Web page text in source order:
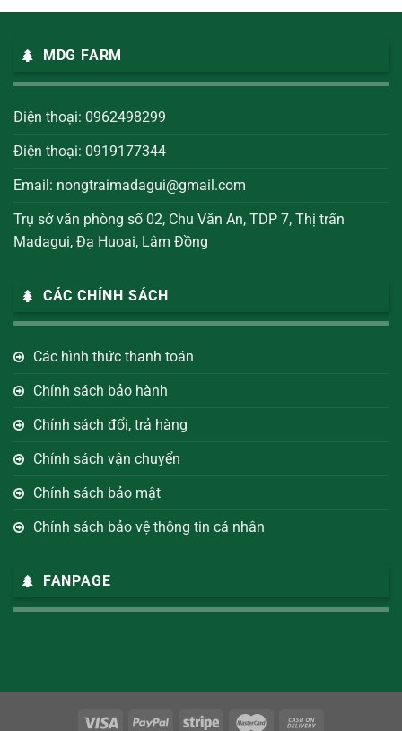
MDG FARM
Điện thoại: 0962498299
Điện thoại: 0919177344
Email: nongtraimadagui@gmail.com
Trụ sở văn phòng số 02, Chu Văn An, TDP 7, Thị trấn
Madagui, Đạ Huoai, Lâm Đồng
CÁC CHÍNH SÁCH
Các hình thức thanh toán
Chính sách bảo hành
Chính sách đổi, trả hàng
Chính sách vận chuyển
Chính sách bảo mật
Chính sách bảo vệ thông tin cá nhân
FANPAGE